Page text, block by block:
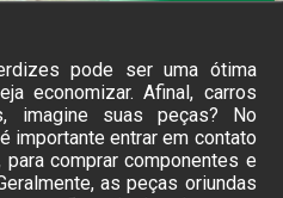
pode ser uma ótima
economizar. Afinal, carros
imagine suas peças? No
importante entrar em contato
comprar componentes e
as peças oriundas